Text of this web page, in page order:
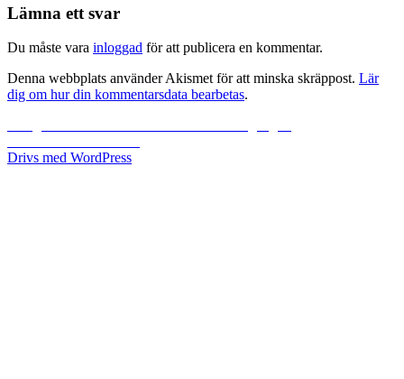
Lämna ett svar
Du måste vara inloggad för att publicera en kommentar.
Denna webbplats använder Akismet för att minska skräppost. Lär
dig om hur din kommentarsdata bearbetas.
Inläggsnavigering
inlägg:
Drivs med WordPress